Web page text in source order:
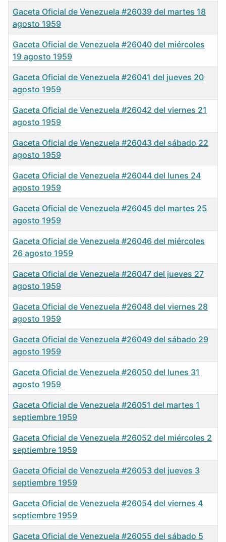
Gaceta Oficial de Venezuela #26039 del martes 18
agosto 1959
Gaceta Oficial de Venezuela #26040 del miércoles
19 agosto 1959
Gaceta Oficial de Venezuela #26041 del jueves 20
agosto 1959
Gaceta Oficial de Venezuela #26042 del viernes 21
agosto 1959
Gaceta Oficial de Venezuela #26043 del sábado 22
agosto 1959
Gaceta Oficial de Venezuela #26044 del lunes 24
agosto 1959
Gaceta Oficial de Venezuela #26045 del martes 25
agosto 1959
Gaceta Oficial de Venezuela #26046 del miércoles
26 agosto 1959
Gaceta Oficial de Venezuela #26047 del jueves 27
agosto 1959
Gaceta Oficial de Venezuela #26048 del viernes 28
agosto 1959
Gaceta Oficial de Venezuela #26049 del sábado 29
agosto 1959
Gaceta Oficial de Venezuela #26050 del lunes 31
agosto 1959
Gaceta Oficial de Venezuela #26051 del martes 1
septiembre 1959
Gaceta Oficial de Venezuela #26052 del miércoles 2
septiembre 1959
Gaceta Oficial de Venezuela #26053 del jueves 3
septiembre 1959
Gaceta Oficial de Venezuela #26054 del viernes 4
septiembre 1959
Gaceta Oficial de Venezuela #26055 del sábado 5